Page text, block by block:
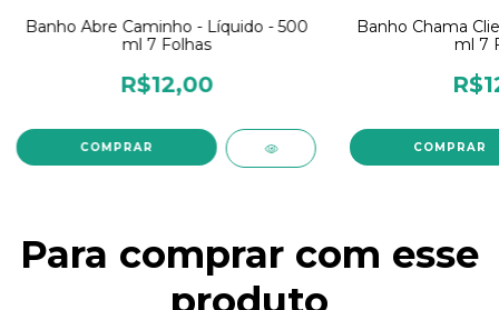
Banho Abre Caminho - Líquido - 500
ml 7 Folhas
R$12,00
Banho Chama
ml 7
Para comprar com esse